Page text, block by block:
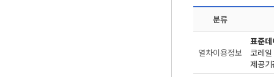
분류
열차이용정보
표준
코레
제공